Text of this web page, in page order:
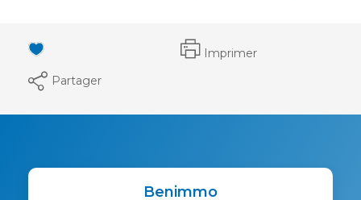
Imprimer
Partager
Benimmo